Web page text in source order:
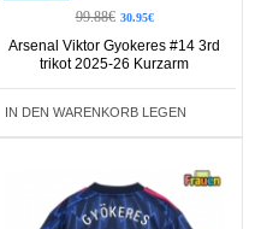
99.88€ 30.95€
Arsenal Viktor Gyokeres #14 3rd
trikot 2025-26 Kurzarm
IN DEN WARENKORB LEGEN